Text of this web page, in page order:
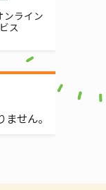
ンライン
ス
せん。